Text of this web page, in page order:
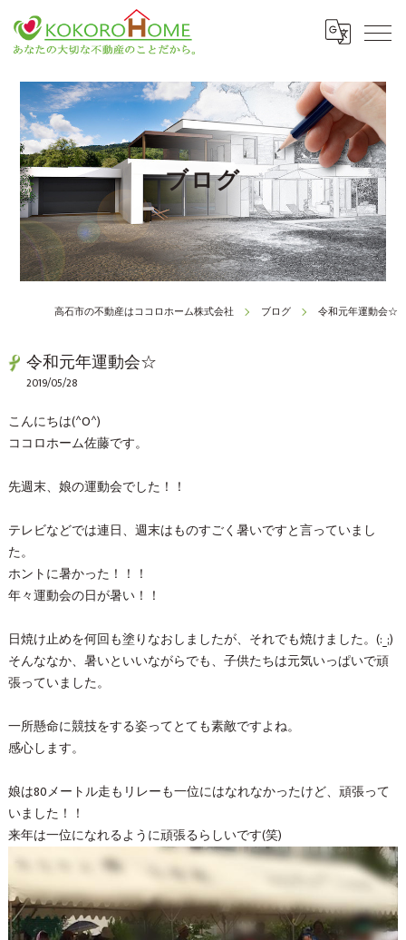
ブログ
高石市の不動産はココロホーム株式会社 ブログ 令和元年運動会☆
令和元年運動会☆
2019/05/28
こんにちは(^O^)
ココロホーム佐藤です。
先週末、娘の運動会でした！！
テレビなどでは連日、週末はものすごく暑いですと言っていまし
た。
ホントに暑かった！！！
年々運動会の日が暑い！！
日焼け止めを何回も塗りなおしましたが、それでも焼けました。(:_;)
そんななか、暑いといいながらでも、子供たちは元気いっぱいで頑
張っていました。
一所懸命に競技をする姿ってとても素敵ですよね。
感心します。
娘は80メートル走もリレーも一位にはなれなかったけど、頑張って
いました！！
来年は一位になれるように頑張るらしいです(笑)